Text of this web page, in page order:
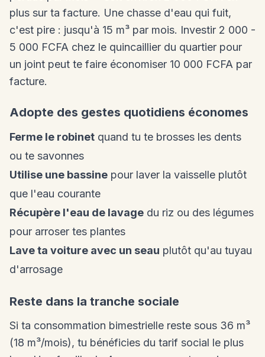
plus sur ta facture. Une chasse d'eau qui fuit,
c'est pire : jusqu'à 15 m³ par mois. Investir 2 000 -
5 000 FCFA chez le quincaillier du quartier pour
un joint peut te faire économiser 10 000 FCFA par
facture.
Adopte des gestes quotidiens économes
Ferme le robinet quand tu te brosses les dents
ou te savonnes
Utilise une bassine pour laver la vaisselle plutôt
que l'eau courante
Récupère l'eau de lavage du riz ou des légumes
pour arroser tes plantes
Lave ta voiture avec un seau plutôt qu'au tuyau
d'arrosage
Reste dans la tranche sociale
Si ta consommation bimestrielle reste sous 36 m³
(18 m³/mois), tu bénéficies du tarif social le plus